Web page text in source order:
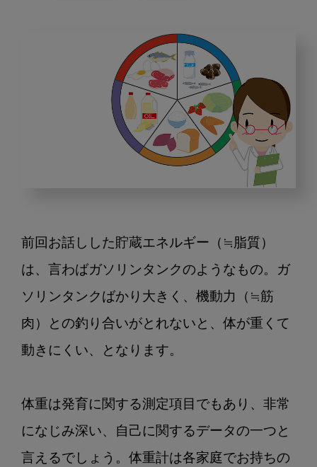
さ
ん
に
伝
た
い
歯
連
携
前回お話しした貯蔵エネルギー（≒脂質）
は、言わばガソリンタンクのようなもの。ガ
ソリンタンクばかり大きく、機動力（≒筋
肉）との釣り合いがとれないと、体が重くて
動きにくい、となります。
体重は発育に関する測定項目でもあり、非常
になじみ深い、自己に関するデータの一つと
言えるでしょう。体重計は各家庭でお持ちの